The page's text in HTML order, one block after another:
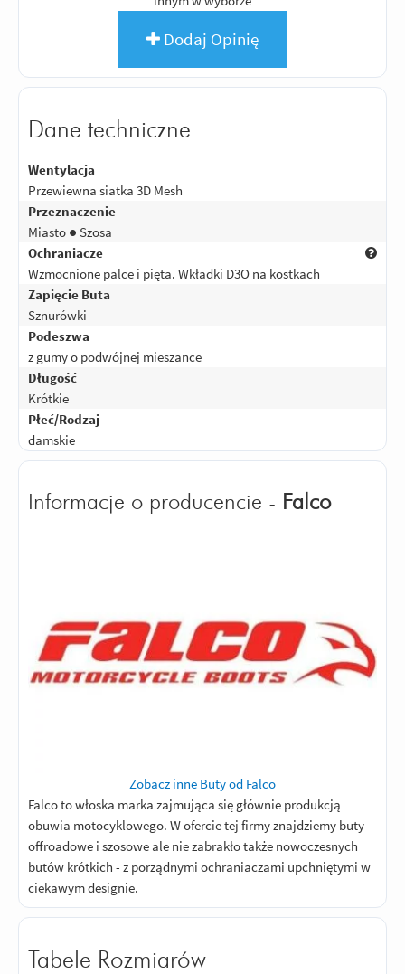
Dodaj Opinię
Dane techniczne
Wentylacja
Przewiewna siatka 3D Mesh
Przeznaczenie
Miasto ● Szosa
Ochraniacze
Wzmocnione palce i pięta. Wkładki D3O na kostkach
Zapięcie Buta
Sznurówki
Podeszwa
z gumy o podwójnej mieszance
Długość
Krótkie
Płeć/Rodzaj
damskie
Informacje o producencie - Falco
Zobacz inne Buty od Falco
Falco to włoska marka zajmująca się głównie produkcją
obuwia motocyklowego. W ofercie tej firmy znajdziemy buty
offroadowe i szosowe ale nie zabrakło także nowoczesnych
butów krótkich - z porządnymi ochraniaczami upchniętymi w
ciekawym designie.
Tabele Rozmiarów